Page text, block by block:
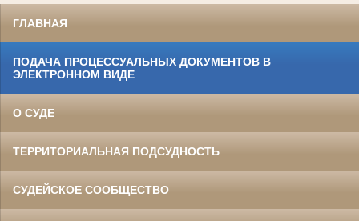
ГЛАВНАЯ
ПОДАЧА ПРОЦЕССУАЛЬНЫХ ДОКУМЕНТОВ В
ЭЛЕКТРОННОМ ВИДЕ
О СУДЕ
ТЕРРИТОРИАЛЬНАЯ ПОДСУДНОСТЬ
СУДЕЙСКОЕ СООБЩЕСТВО